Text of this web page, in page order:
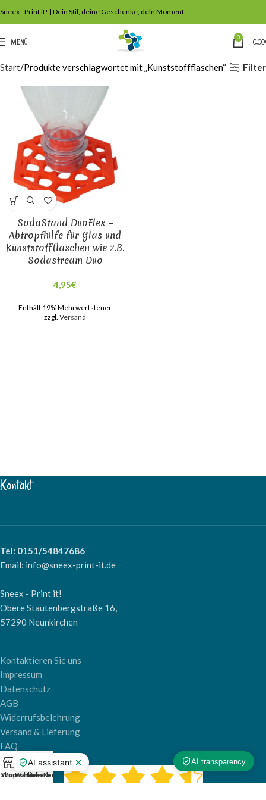
Sneex - Print it! | Dein Stil, deine Geschenke, dein Moment.
MENÜ 0 0,00
Start Produkte verschlagwortet mit „Kunststoffflaschen“ Filter
SodaStand DuoFlex –
Abtropfhilfe für Glas und
Kunststoffflaschen wie z.B.
Sodastream Duo
4,95€
Enthält 19% Mehrwertsteuer
zzgl. Versand
Kontakt
Tel: 0151/54847686
Email: info@sneex-print-it.de
Sneex - Print it!
Obere Stautenbergstraße 16,
57290 Neunkirchen
Kontaktieren Sie uns
Impressum
Datenschutz
AGB
Widerrufsbelehrung
Versand & Lieferung
FAQ
Shop
Wunschliste
0
Warenkorb
Mein Konto